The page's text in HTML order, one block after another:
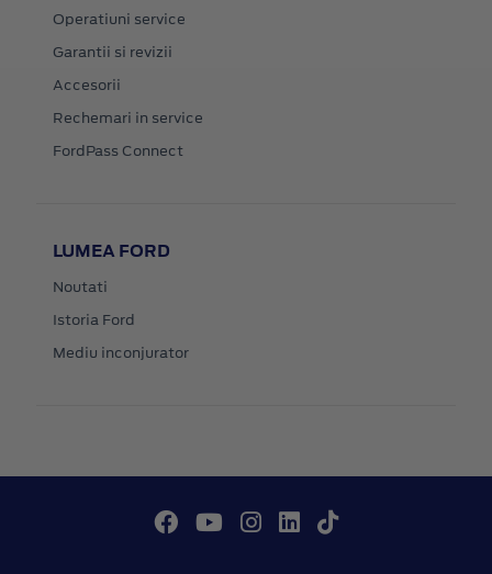
Operatiuni service
Garantii si revizii
Accesorii
Rechemari in service
FordPass Connect
LUMEA FORD
Noutati
Istoria Ford
Mediu inconjurator